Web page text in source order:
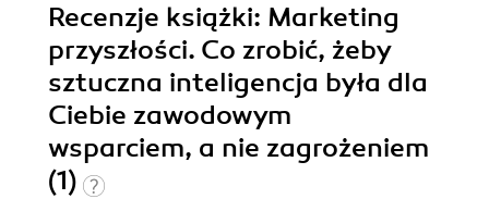
Recenzje książki: Marketing
przyszłości. Co zrobić, żeby
sztuczna inteligencja była dla
Ciebie zawodowym
wsparciem, a nie zagrożeniem
(1)